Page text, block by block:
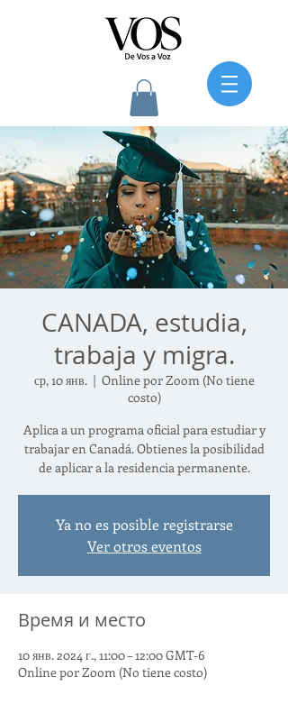
CANADA, estudia,
trabaja y migra.
ср, 10 янв.
  |
Online por Zoom (No tiene
costo)
Aplica a un programa oficial para estudiar y
trabajar en Canadá. Obtienes la posibilidad
de aplicar a la residencia permanente.
Ya no es posible registrarse
Ver otros eventos
Время и место
10 янв. 2024 г., 11:00 – 12:00 GMT-6
Online por Zoom (No tiene costo)